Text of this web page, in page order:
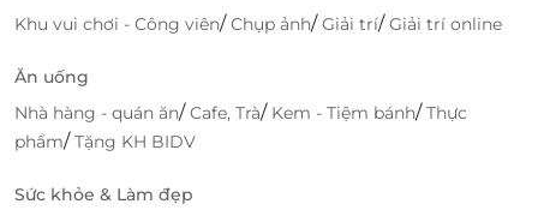
Khu vui chơi - Công viên/Chụp ảnh/Giải trí/Giải trí online
Ăn uống
Nhà hàng - quán ăn/Cafe, Trà/ Kem - Tiệm bánh/Thực
phẩm/Tặng KH BIDV
Sức khỏe & Làm đẹp